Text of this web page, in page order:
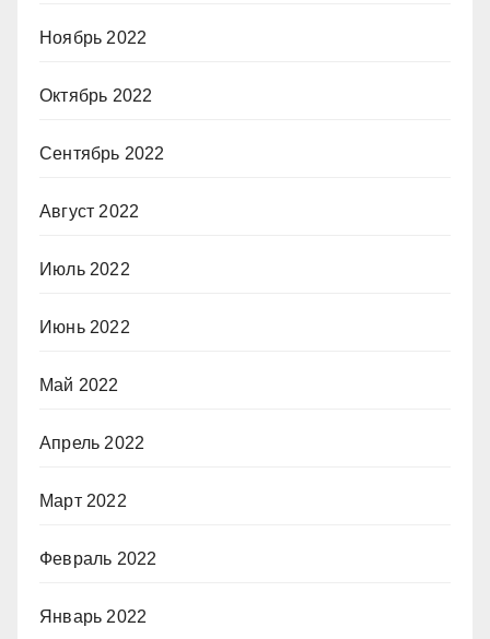
Ноябрь 2022
Октябрь 2022
Сентябрь 2022
Август 2022
Июль 2022
Июнь 2022
Май 2022
Апрель 2022
Март 2022
Февраль 2022
Январь 2022